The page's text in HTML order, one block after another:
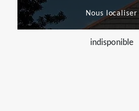
Nous localiser
indisponible